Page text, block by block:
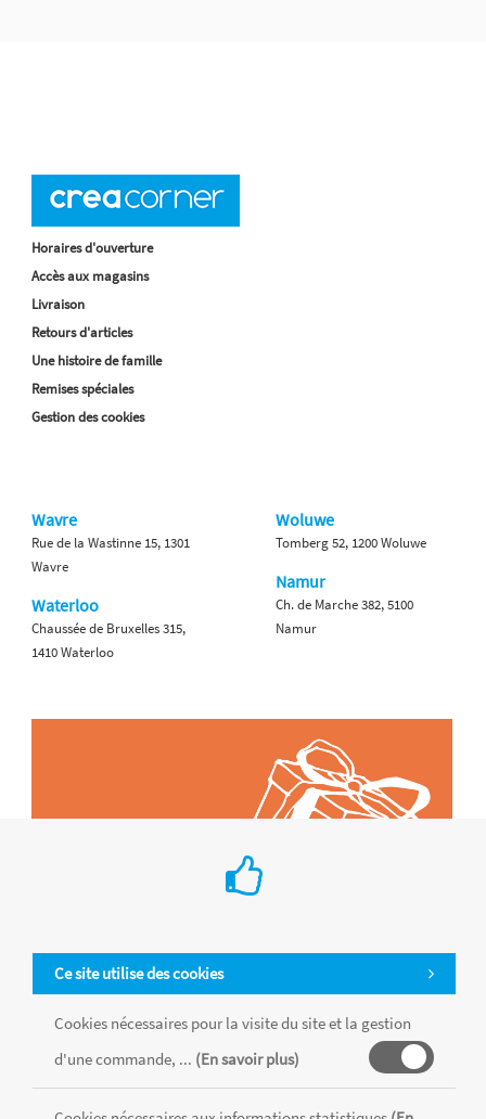
Ce site utilise des cookies
Cookies nécessaires pour la visite du site et la gestion
d'une commande, ... (En savoir plus)
Horaires d'ouverture
Accès aux magasins
Livraison
Retours d'articles
Une histoire de famille
Remises spéciales
Gestion des cookies
Wavre
Rue de la Wastinne 15, 1301
Wavre
Waterloo
Chaussée de Bruxelles 315,
1410 Waterloo
Woluwe
Tomberg 52, 1200 Woluwe
Namur
Ch. de Marche 382, 5100
Namur
Tous les produits sont vendus dans la limite des stocks disponibles de